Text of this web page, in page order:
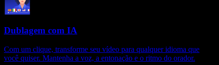
Dublagem com IA
Com um clique, transforme seu vídeo para qualquer idioma que
você quiser. Mantenha a voz, a entonação e o ritmo do orador.